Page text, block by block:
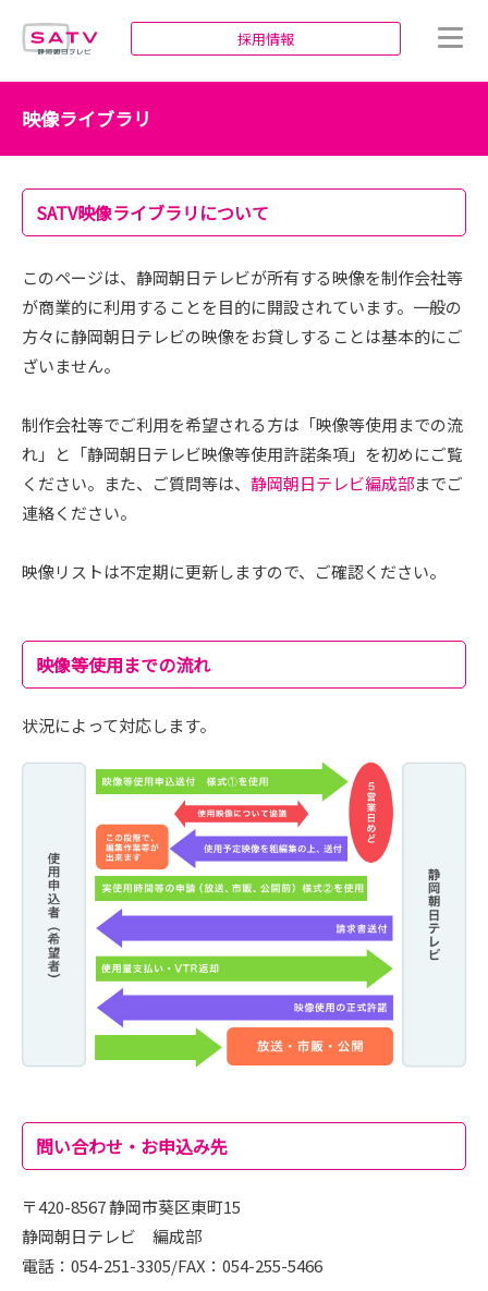
採用情報
映像ライブラリ
SATV映像ライブラリについて
このページは、静岡朝日テレビが所有する映像を制作会社等
が商業的に利用することを目的に開設されています。一般の
方々に静岡朝日テレビの映像をお貸しすることは基本的にご
ざいません。
制作会社等でご利用を希望される方は「映像等使用までの流
れ」と「静岡朝日テレビ映像等使用許諾条項」を初めにご覧
ください。また、ご質問等は、 静岡朝日テレビ編成部までご
連絡ください。
映像リストは不定期に更新しますので、ご確認ください。
映像等使用までの流れ
状況によって対応します。
問い合わせ・お申込み先
〒420-8567 静岡市葵区東町15
静岡朝日テレビ 編成部
電話：054-251-3305/FAX：054-255-5466